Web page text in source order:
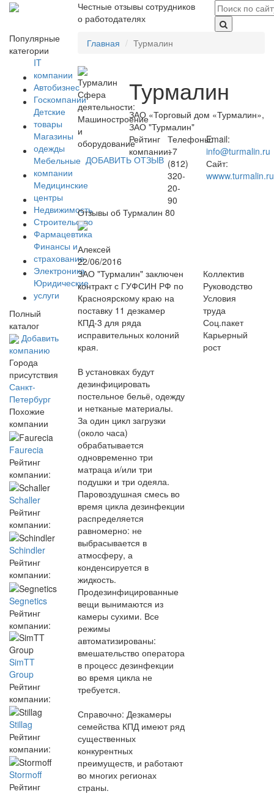
Честные отзывы сотрудников
о работодателях
Популярные
категории
IT
компании
Автобизнес
Госкомпании
Детские
товары
Магазины
одежды
Мебельные
компании
Медицинские
центры
Недвижимость
Строительство
Фармацевтика
Финансы и
страхование
Электроника
Юридические
услуги
Полный
каталог
Добавить
компанию
Города
присутствия
Санкт-
Петербург
Похожие
компании
Faurecia
Рейтинг
компании:
Schaller
Рейтинг
компании:
Schindler
Рейтинг
компании:
Segnetics
Рейтинг
компании:
SimTT
Group
Рейтинг
компании:
Stillag
Рейтинг
компании:
Stormoff
Рейтинг
Главная Турмалин
Сфера
деятельности:
Машиностроение
и
оборудование
ДОБАВИТЬ ОТЗЫВ
Турмалин
ЗАО «Торговый дом «Турмалин»,
ЗАО "Турмалин"
Рейтинг
компании:
Телефоны:
+7
(812)
320-
20-
90
Email:
info@turmalin.ru
Сайт:
wwww.turmalin.ru
Отзывы об Турмалин 80
Алексей
22/06/2016
ЗАО "Турмалин" заключен
контракт с ГУФСИН РФ по
Красноярскому краю на
поставку 11 дезкамер
КПД-3 для ряда
исправительных колоний
края.
В установках будут
дезинфицировать
постельное бельё, одежду
и нетканые материалы.
За один цикл загрузки
(около часа)
обрабатывается
одновременно три
матраца и/или три
подушки и три одеяла.
Паровоздушная смесь во
время цикла дезинфекции
распределяется
равномерно: не
выбрасывается в
атмосферу, а
конденсируется в
жидкость.
Продезинфицированные
вещи вынимаются из
камеры сухими. Все
режимы
автоматизированы:
вмешательство оператора
в процесс дезинфекции
во время цикла не
требуется.
Справочно: Дезкамеры
семейства КПД имеют ряд
существенных
конкурентных
преимуществ, и работают
во многих регионах
страны.
Коллектив
Руководство
Условия
труда
Соц.пакет
Карьерный
рост